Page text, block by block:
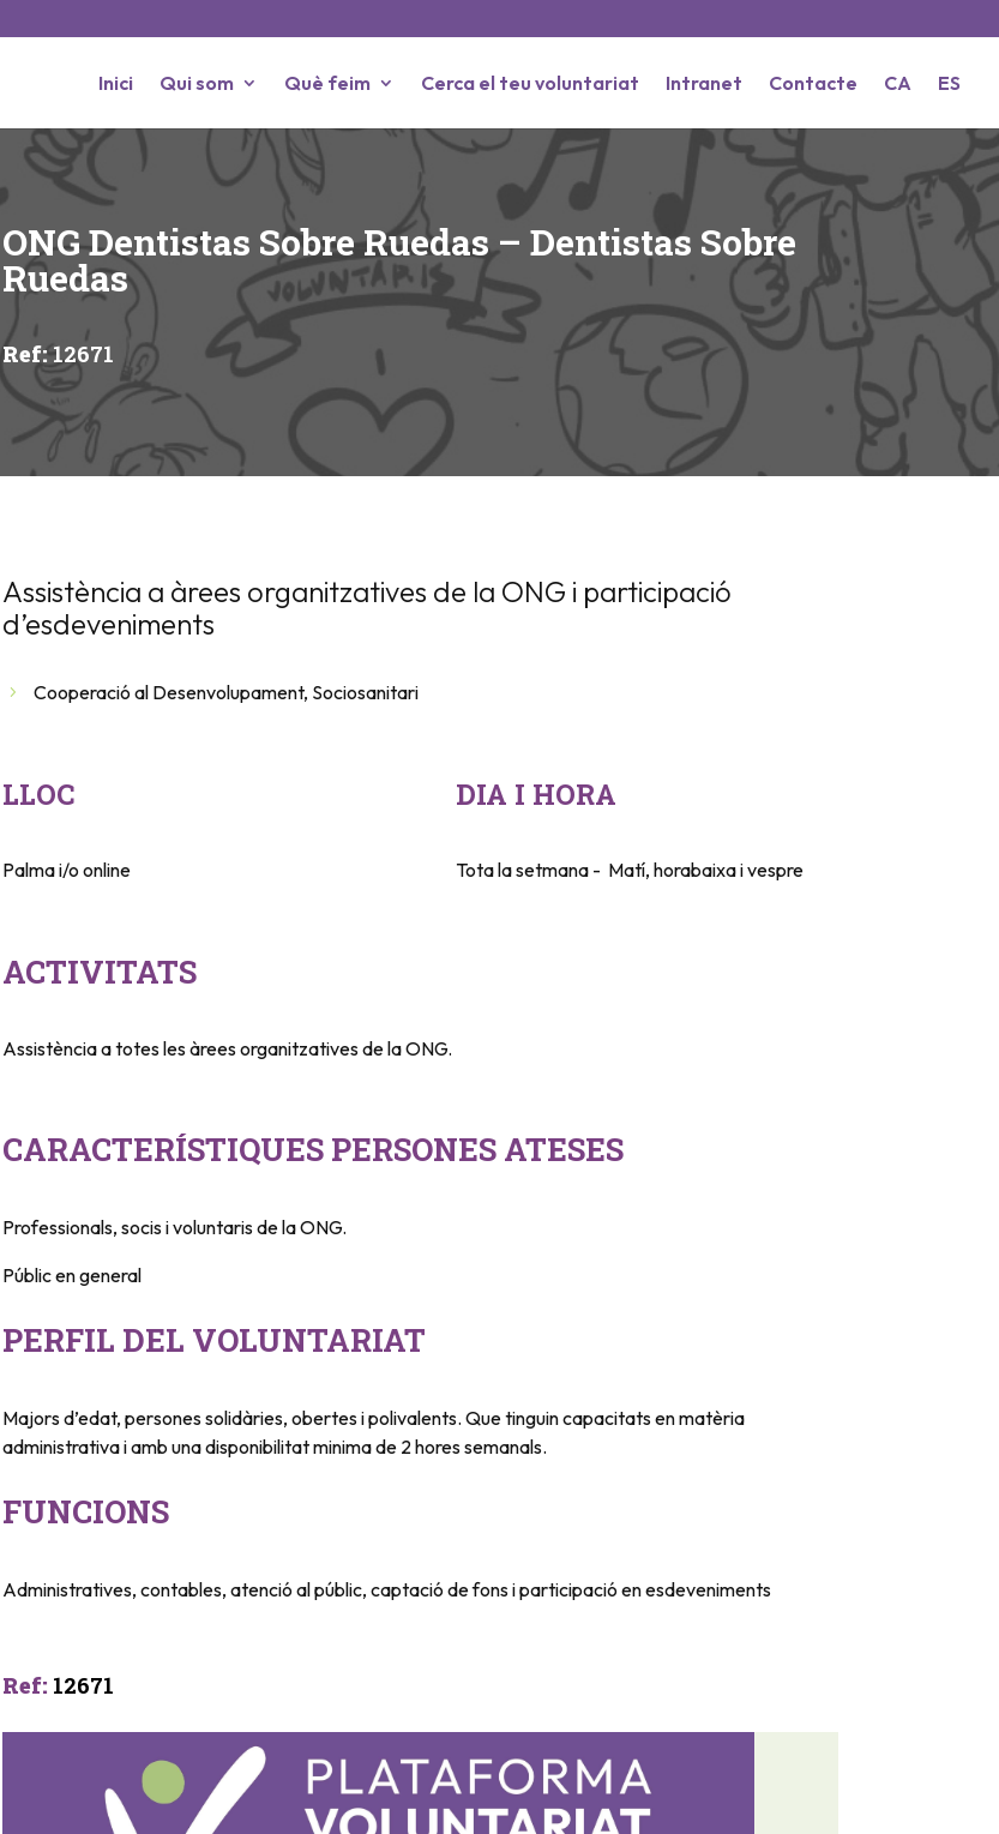
Inici Qui som Què feim Cerca el teu voluntariat Intranet Contacte CA ES
ONG Dentistas Sobre Ruedas – Dentistas Sobre
Ruedas
Ref:12671
Assistència a àrees organitzatives de la ONG i participació
d’esdeveniments
Cooperació al Desenvolupament, Sociosanitari
LLOC
Palma i/o online
DIA I HORA
Tota la setmana - Matí, horabaixa i vespre
ACTIVITATS
Assistència a totes les àrees organitzatives de la ONG.
CARACTERÍSTIQUES PERSONES ATESES
Professionals, socis i voluntaris de la ONG.
Públic en general
PERFIL DEL VOLUNTARIAT
Majors d’edat, persones solidàries, obertes i polivalents. Que tinguin capacitats en matèria
administrativa i amb una disponibilitat minima de 2 hores semanals.
FUNCIONS
Administratives, contables, atenció al públic, captació de fons i participació en esdeveniments
Ref: 12671